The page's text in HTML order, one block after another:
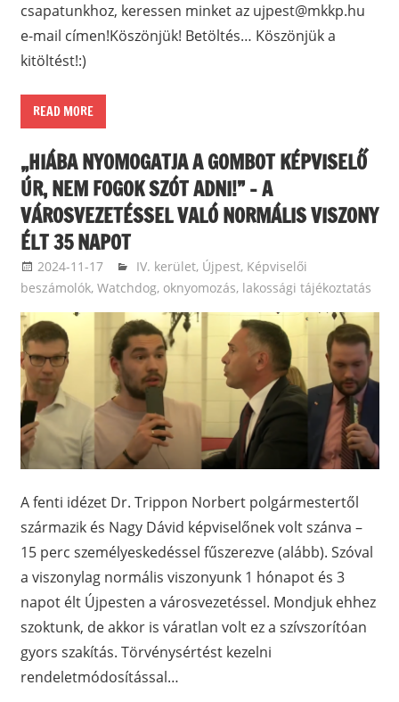
csapatunkhoz, keressen minket az ujpest@mkkp.hu
e-mail címen!Köszönjük! Betöltés… Köszönjük a
kitöltést!:)
READ MORE
„HIÁBA NYOMOGATJA A GOMBOT KÉPVISELŐ
ÚR, NEM FOGOK SZÓT ADNI!” – A
VÁROSVEZETÉSSEL VALÓ NORMÁLIS VISZONY
ÉLT 35 NAPOT
2024-11-17 ketfarkukutya
IV. kerület, Újpest, Képviselői
beszámolók, Watchdog, oknyomozás, lakossági tájékoztatás
A fenti idézet Dr. Trippon Norbert polgármestertől
származik és Nagy Dávid képviselőnek volt szánva –
15 perc személyeskedéssel fűszerezve (alább). Szóval
a viszonylag normális viszonyunk 1 hónapot és 3
napot élt Újpesten a városvezetéssel. Mondjuk ehhez
szoktunk, de akkor is váratlan volt ez a szívszorítóan
gyors szakítás. Törvénysértést kezelni
rendeletmódosítással…